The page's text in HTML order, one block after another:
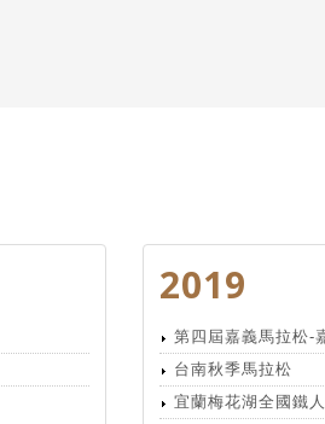
2019
第四屆嘉義馬拉松-
台南秋季馬拉松
宜蘭梅花湖全國鐵